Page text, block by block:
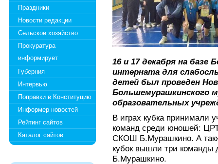
Праздники
Новости редакции
Сельское хозяйство
Прокуратура
информирует
Губерния
Интервью
Поправки в Конституцию
Информер новостей
Рейтинг сайтов
Каталог сайтов
16 и 17 декабря на
интерната для
детей был проведен
Большемурашкинского
образовательных
В играх кубка принимали
команд среди юношей:
СКОШ Б.Мурашкино. А
кубок вышли три
Б.Мурашкино.